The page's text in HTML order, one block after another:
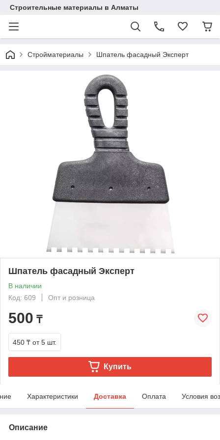
Строительные материалы в Алматы
Стройматериалы Шпатель фасадный Эксперт
Шпатель фасадный Эксперт
В наличии
Код: 609
Опт и розница
500 ₸
450 ₸ от 5 шт.
Купить
Характеристики Доставка Оплата Условия
Описание